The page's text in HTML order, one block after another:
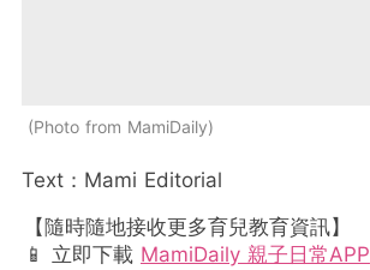
Photo from MamiDaily
Text：Mami Editorial
【隨時隨地接收更多育兒教育資訊】
📱 立即下載 MamiDaily 親子日常APP